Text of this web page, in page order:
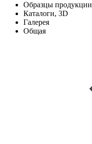
Образцы продукции
Каталоги, 3D
Галерея
Общая